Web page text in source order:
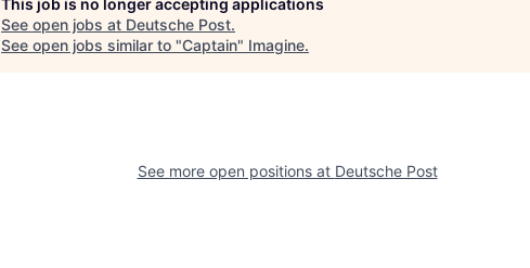
See open jobs at Deutsche Post.
See open jobs similar to "Captain" Imagine.
See more open positions at Deutsche Post